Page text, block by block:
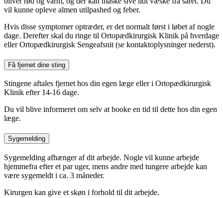
vil kunne opleve almen utilpashed og feber.
Hvis disse symptomer optræder, er det normalt først i løbet af nogle
dage. Derefter skal du ringe til Ortopædkirurgisk Klinik på hverdage
eller Ortopædkirurgisk Sengeafsnit (se kontaktoplysninger nederst).
Få fjernet dine sting
Stingene aftales fjernet hos din egen læge eller i Ortopædkirurgisk
Klinik efter 14-16 dage.
Du vil blive informeret om selv at booke en tid til dette hos din egen
læge.
Sygemelding
Sygemelding afhænger af dit arbejde. Nogle vil kunne arbejde
hjemmefra efter et par uger, mens andre med tungere arbejde kan
være sygemeldt i ca. 3 måneder.
Kirurgen kan give et skøn i forhold til dit arbejde.